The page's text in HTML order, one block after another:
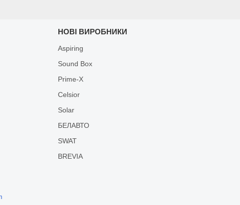
НОВІ ВИРОБНИКИ
Aspiring
Sound Box
Prime-X
Celsior
Solar
БЕЛАВТО
SWAT
BREVIA